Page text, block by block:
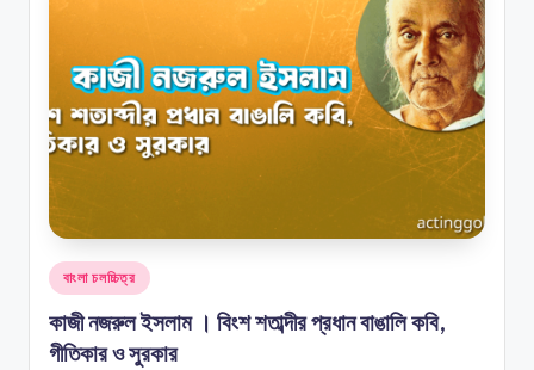
Posted
in
বাংলা চলচ্চিত্র
কাজী নজরুল ইসলাম । বিংশ শতাব্দীর প্রধান বাঙালি কবি,
গীতিকার ও সুরকার